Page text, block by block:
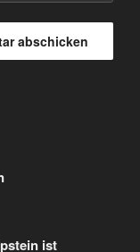
ist